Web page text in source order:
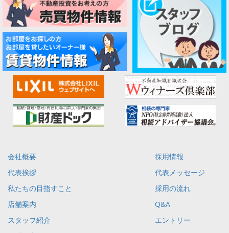
会社概要
代表挨拶
私たちの目指すこと
店舗案内
スタッフ紹介
採用情報
代表メッセージ
採用の流れ
Q&A
エントリー